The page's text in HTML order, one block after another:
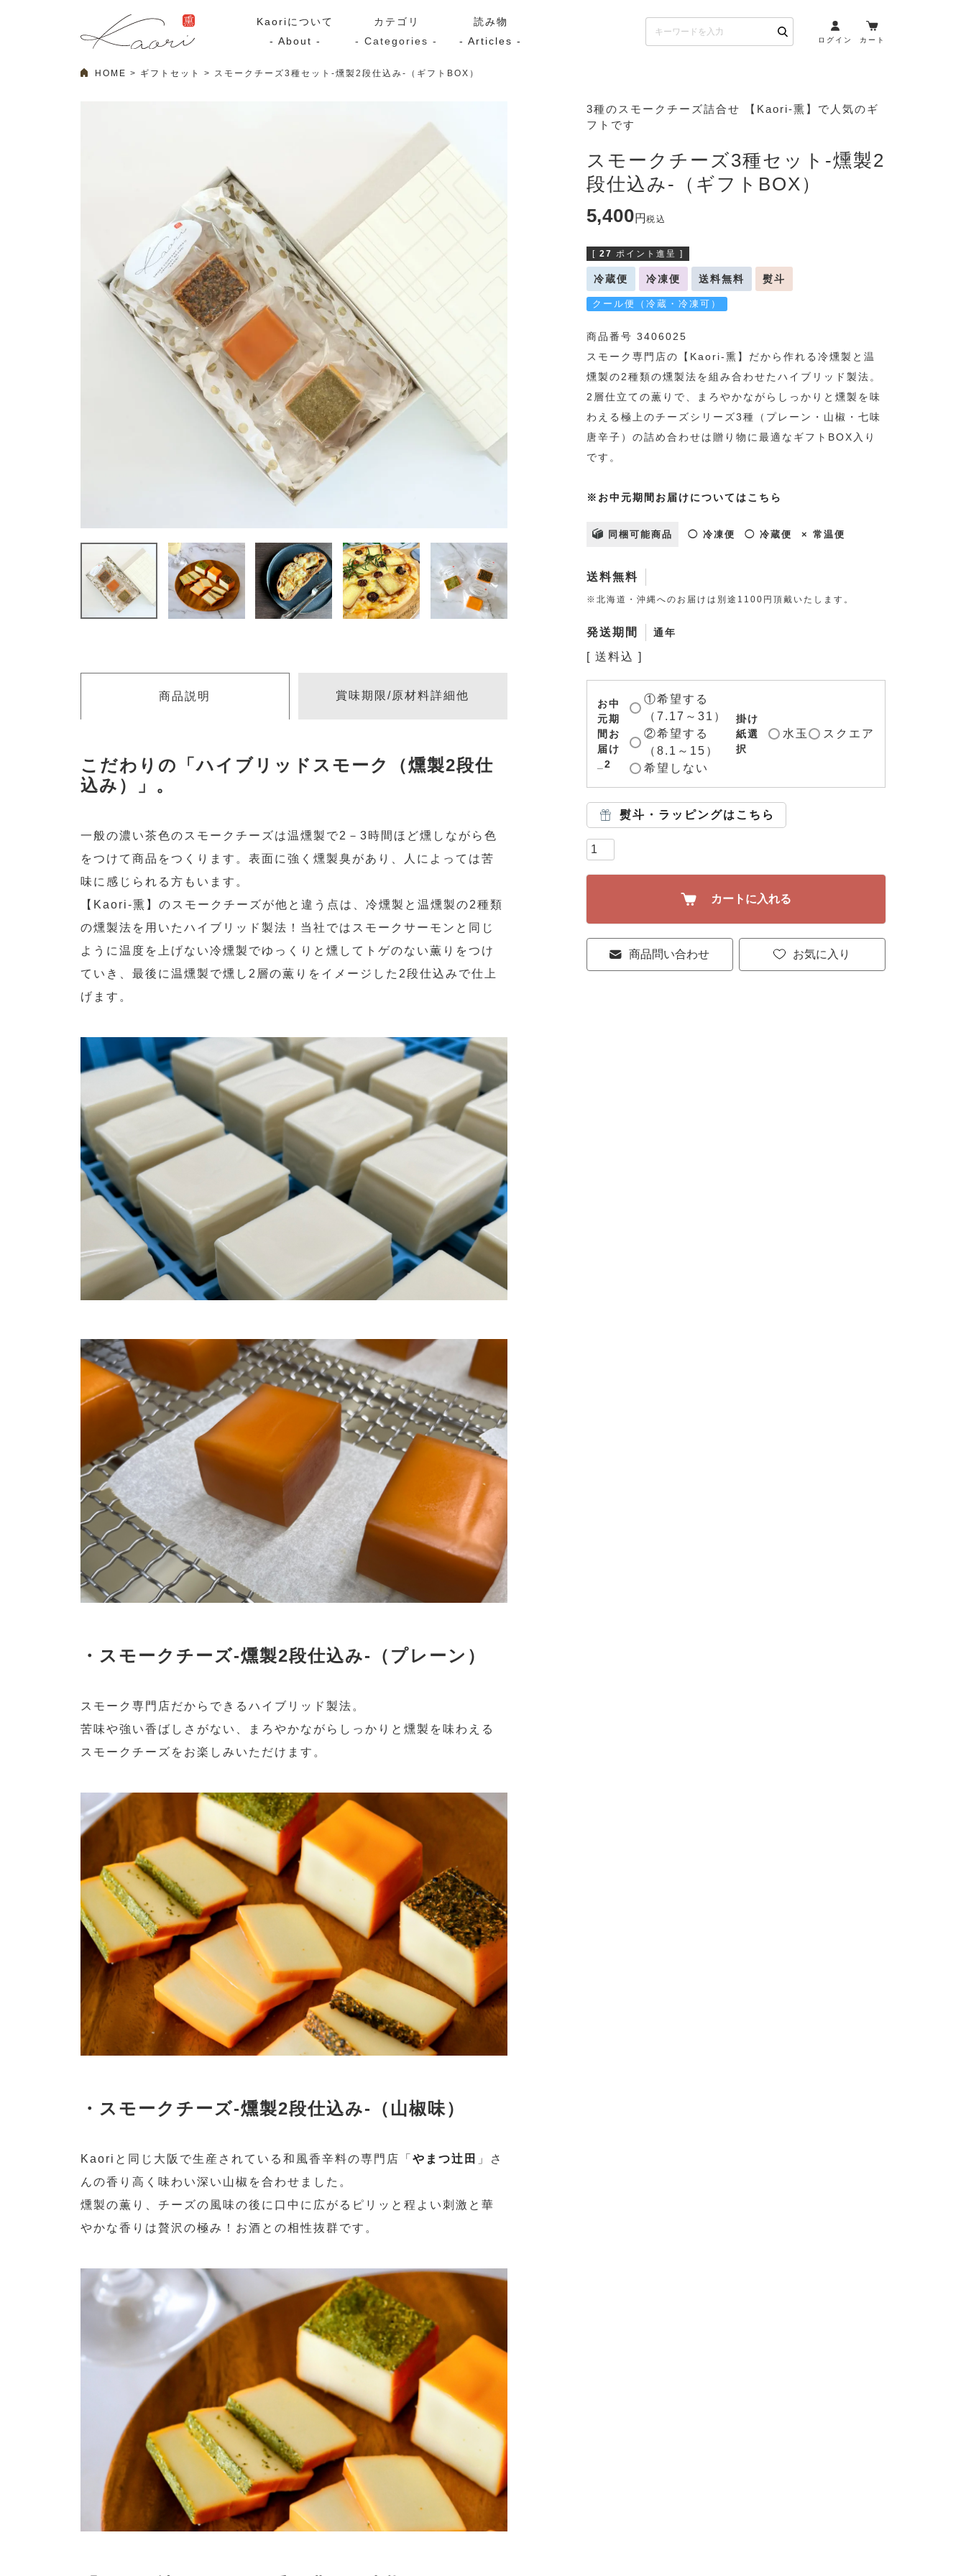
Kaoriについて
- About -
カテゴリ
- Categories -
スモーク
プレミアム
漬け魚
Kaori
Kaoriセレクト
ワイン・スパークリング
その他（クラフトビール
特集・期間限定セール サブスク（定期コース・頒布会）
読み物
- Articles -
ログイン カート
HOME ギフトセット スモークチーズ3種セット-燻製2段仕込み-（ギフトBOX）
3種のスモークチーズ詰合せ 【Kaori-熏】で人気のギ
フトです
スモークチーズ3種セット-燻製2
段仕込み-（ギフトBOX）
5,400
税込
[ 27 ポイント進呈 ]
冷蔵便 冷凍便 送料無料 熨斗
クール便（冷蔵・冷凍可）
商品番号 3406025
スモーク専門店の【Kaori-熏】だから作れる冷燻製と温
燻製の2種類の燻製法を組み合わせたハイブリッド製法。
2層仕立ての薫りで、まろやかながらしっかりと燻製を味
わえる極上のチーズシリーズ3種（プレーン・山椒・七味
唐辛子）の詰め合わせは贈り物に最適なギフトBOX入り
です。
※お中元期間お届けについてはこちら
同梱可能商品 ◯ 冷凍便 ◯ 冷蔵便 × 常温便
送料無料
※北海道・沖縄へのお届けは別途1100円頂戴いたします。
発送期間 通年
送料込
お中
元期
間お
届け
_2
①希望する
（7.17～31）
②希望する
（8.1～15）
希望しない
掛け
紙選
択
水玉 スクエア
熨斗・ラッピングはこちら
お気に入り
カートに入れる
商品問い合わせ
商品説明 賞味期限/原材料詳細他
こだわりの「ハイブリッドスモーク（燻製2段仕
込み）」。
一般の濃い茶色のスモークチーズは温燻製で2－3時間ほど燻しながら色
をつけて商品をつくります。表面に強く燻製臭があり、人によっては苦
味に感じられる方もいます。
【Kaori-熏】のスモークチーズが他と違う点は、冷燻製と温燻製の2種類
の燻製法を用いたハイブリッド製法！当社ではスモークサーモンと同じ
ように温度を上げない冷燻製でゆっくりと燻してトゲのない薫りをつけ
ていき、最後に温燻製で燻し2層の薫りをイメージした2段仕込みで仕上
げます。
・スモークチーズ-燻製2段仕込み-（プレーン）
スモーク専門店だからできるハイブリッド製法。
苦味や強い香ばしさがない、まろやかながらしっかりと燻製を味わえる
スモークチーズをお楽しみいただけます。
・スモークチーズ-燻製2段仕込み-（山椒味）
Kaoriと同じ大阪で生産されている和風香辛料の専門店「 やまつ辻田
」さ
んの香り高く味わい深い山椒を合わせました。
燻製の薫り、チーズの風味の後に口中に広がるピリッと程よい刺激と華
やかな香りは贅沢の極み！お酒との相性抜群です。